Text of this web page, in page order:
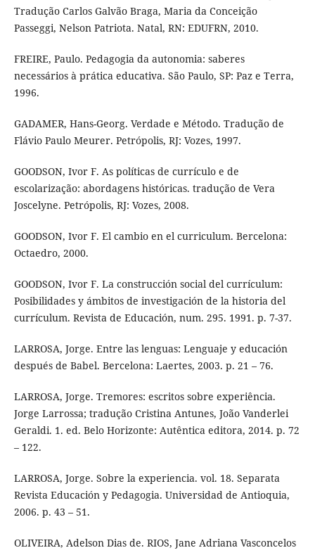
Tradução Carlos Galvão Braga, Maria da Conceição
Passeggi, Nelson Patriota. Natal, RN: EDUFRN, 2010.
FREIRE, Paulo. Pedagogia da autonomia: saberes
necessários à prática educativa. São Paulo, SP: Paz e Terra,
1996.
GADAMER, Hans-Georg. Verdade e Método. Tradução de
Flávio Paulo Meurer. Petrópolis, RJ: Vozes, 1997.
GOODSON, Ivor F. As políticas de currículo e de
escolarização: abordagens históricas. tradução de Vera
Joscelyne. Petrópolis, RJ: Vozes, 2008.
GOODSON, Ivor F. El cambio en el curriculum. Bercelona:
Octaedro, 2000.
GOODSON, Ivor F. La construcción social del currículum:
Posibilidades y ámbitos de investigación de la historia del
currículum. Revista de Educación, num. 295. 1991. p. 7-37.
LARROSA, Jorge. Entre las lenguas: Lenguaje y educación
después de Babel. Bercelona: Laertes, 2003. p. 21 – 76.
LARROSA, Jorge. Tremores: escritos sobre experiência.
Jorge Larrossa; tradução Cristina Antunes, João Vanderlei
Geraldi. 1. ed. Belo Horizonte: Autêntica editora, 2014. p. 72
– 122.
LARROSA, Jorge. Sobre la experiencia. vol. 18. Separata
Revista Educación y Pedagogia. Universidad de Antioquia,
2006. p. 43 – 51.
OLIVEIRA, Adelson Dias de. RIOS, Jane Adriana Vasconcelos